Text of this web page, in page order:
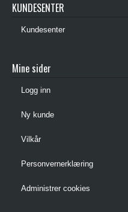
KUNDESENTER
Kundesenter
Mine sider
Logg inn
Ny kunde
Vilkår
Personvernerklæring
Administrer cookies